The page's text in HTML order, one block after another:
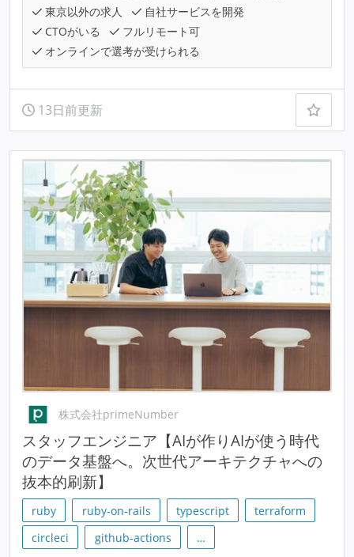
東京以外の求人
自社サービスを開発
CTOがいる
フルリモート可
オンラインで選考が受けられる
13日前更新
株式会社primeNumber
スタッフエンジニア【AIが作りAIが使う時代
のデータ基盤へ。次世代アーキテクチャへの
抜本的刷新】
ruby ruby-on-rails typescript
terraform
circleci
github-actions …